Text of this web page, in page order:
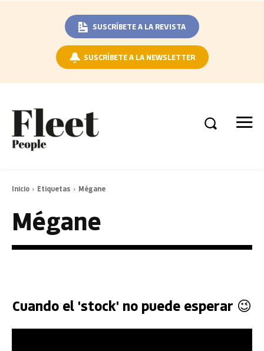
SUSCRÍBETE A LA REVISTA
SUSCRÍBETE A LA NEWSLETTER
Inicio Etiquetas Mégane
Mégane
Cuando el 'stock' no puede esperar 😉